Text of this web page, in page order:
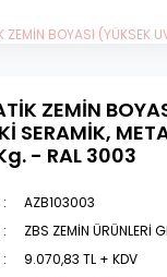
ZEMİN
SERAMİK,
- RAL 3003
AZB103003
ZBS ZEMİN ÜRÜNLERİ
9.070,83 TL + KDV